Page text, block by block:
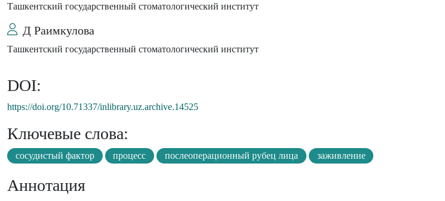
Ташкентский государственный стоматологический институт
Д Раимкулова
Ташкентский государственный стоматологический институт
DOI:
https://doi.org/10.71337/inlibrary.uz.archive.14525
Ключевые слова:
сосудистый фактор процесс послеоперационный рубец лица заживление
Аннотация